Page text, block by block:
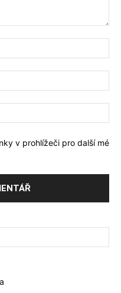
v prohlížeči pro další mé